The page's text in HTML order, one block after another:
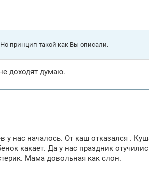
принцип такой как Вы описали.
доходят думаю.
нас началось. От каш отказался .
какает. Да у нас праздник
Мама довольная как слон.